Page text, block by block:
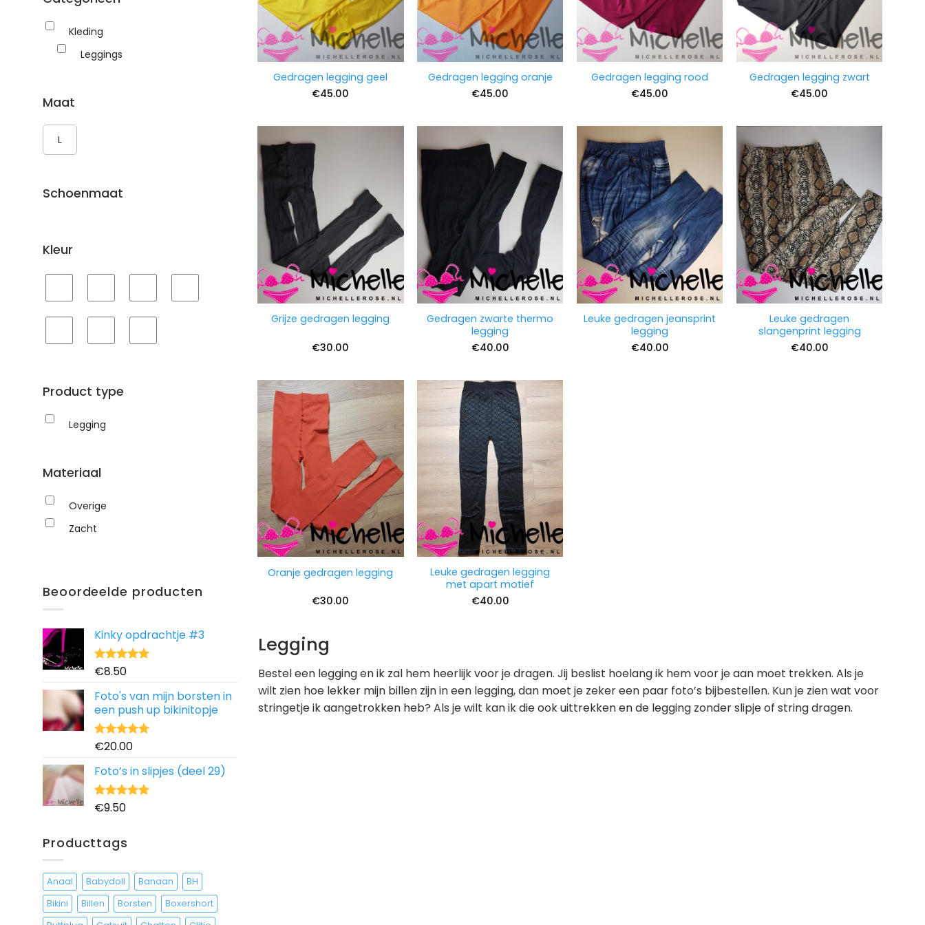
Kleding
Leggings
Maat
L
Schoenmaat
Kleur
Product type
Legging
Materiaal
Overige
Zacht
Beoordeelde producten
Kinky opdrachtje #3
Waardering
€8.50
Foto's van mijn borsten in
een push up bikinitopje
Waardering
€20.00
Foto’s in slipjes (deel 29)
Waardering
€9.50
Producttags
Anaal Babydoll Banaan
BH
Bikini
Billen Borsten
Boxershort
Gedragen legging geel
€45.00
Gedragen legging oranje
€45.00
Gedragen legging rood
€45.00
Gedragen legging zwart
€45.00
Grijze gedragen legging
€30.00
Gedragen zwarte thermo
legging
€40.00
Leuke gedragen jeansprint
legging
€40.00
Leuke gedragen
slangenprint legging
€40.00
Oranje gedragen legging
€30.00
Leuke gedragen legging
met apart motief
€40.00
Legging
Bestel een legging en ik zal hem heerlijk voor je dragen. Jij beslist hoelang ik hem voor je aan moet trekken. Als je
wilt zien hoe lekker mijn billen zijn in een legging, dan moet je zeker een paar foto’s bijbestellen. Kun je zien wat voor
stringetje ik aangetrokken heb? Als je wilt kan ik die ook uittrekken en de legging zonder slipje of string dragen.